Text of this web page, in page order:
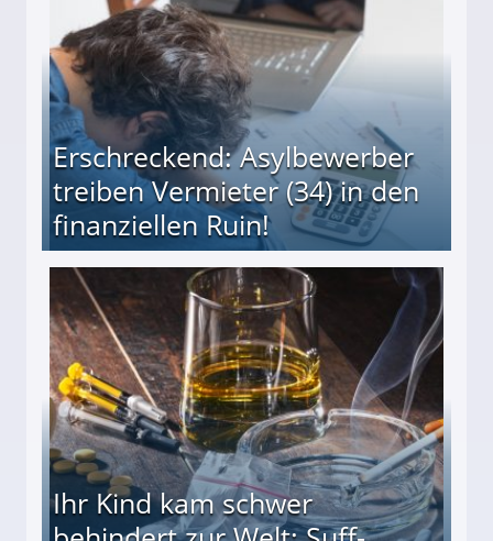
Erschreckend: Asylbewerber
treiben Vermieter (34) in den
finanziellen Ruin!
(34) in den finanziellen Ruin!
Ihr Kind kam schwer